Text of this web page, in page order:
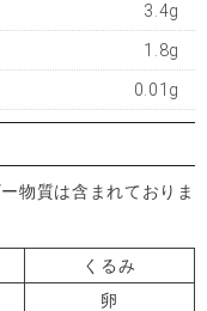
3.4g
1.8g
0.01g
物質は含まれておりま
くるみ
卵